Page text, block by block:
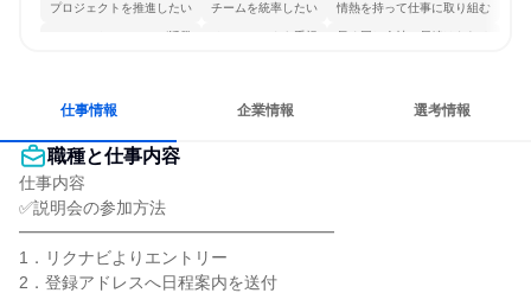
プロジェクトを推進したい チームを統率したい 情熱を持って仕事に取り組む
コミュニケーションが活発 チームワークを重視 長く同じ会社に居続けられる
仕事情報 企業情報 選考情報
職種と仕事内容
仕事内容
✅説明会の参加方法
━━━━━━━━━━━━━━━━━━━
1．リクナビよりエントリー
2．登録アドレスへ日程案内を送付